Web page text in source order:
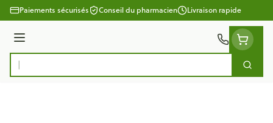
Aller au contenu
Paiements sécurisés Conseil du pharmacien Livraison rapide
Menu
Rechercher